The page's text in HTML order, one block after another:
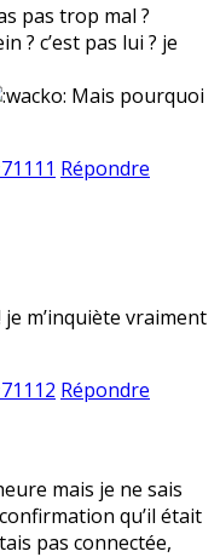
pas trop mal ?
? c’est pas lui ? je
Mais pourquoi
Répondre
m’inquiète vraiment
Répondre
mais je ne sais
confirmation qu’il était
pas connectée,